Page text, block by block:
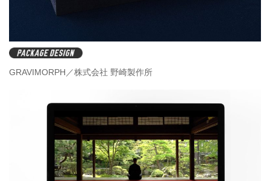
GRAVIMORPH／株式会社 野崎製作所